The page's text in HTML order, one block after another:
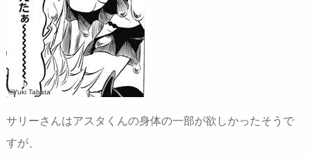
©Yuki Tabata
サリーさんはアスタくんの身体の一部が欲しかったそうで
すが、